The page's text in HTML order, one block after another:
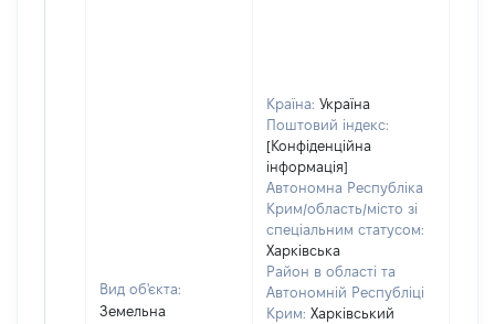
Вид об'єкта:
Земельна
Країна: Україна
Поштовий індекс:
[Конфіденційна
інформація]
Автономна Республіка
Крим/область/місто зі
спеціальним статусом:
Харківська
Район в області та
Автономній Республіці
Крим: Харківський